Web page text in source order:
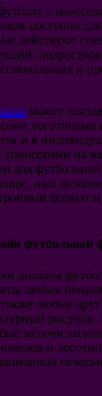
Сборная
Сборная
Сборная
Сборная
Сборная
Сборная
Сборная
Сборная
с
доступна
действуют
и
может
логотипами
и в
на
для
наш
формат и
футбольной
дизайна
любые
любые
рисунок.
мелочи
и